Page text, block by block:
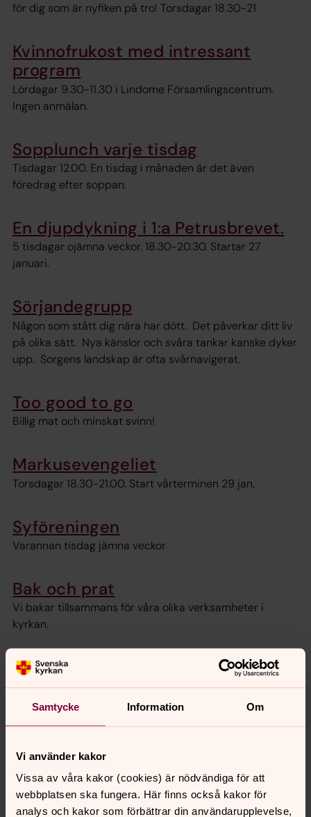
Samtycke Information Om
Vi använder kakor
Vissa av våra kakor (cookies) är nödvändiga för att
webbplatsen ska fungera. Här finns också kakor för
analys och kakor som förbättrar din användarupplevelse,
för dig som är nyfiken på tro! Torsdagar 18.30-21
Kvinnofrukost med intressant
program
Lördagar 9.30-11.30 i Lindome Församlingscentrum.
Ingen anmälan.
Sopplunch varje tisdag
Tisdagar 12.00. En tisdag i månaden är det även
föredrag efter soppan.
En djupdykning i 1:a Petrusbrevet.
5 tisdagar ojämna veckor. 18.30-20.30. Startar 27
januari.
Sörjandegrupp
Någon som stått dig nära har dött. Det påverkar ditt liv
på olika sätt. Nya känslor och svåra tankar kanske dyker
upp. Sorgens landskap är ofta svårnavigerat.
Too good to go
Billig mat och minskat svinn!
Markusevengeliet
Torsdagar 18.30-21.00. Start vårterminen 29 jan.
Syföreningen
Varannan tisdag jämna veckor
Bak och prat
Vi bakar tillsammans för våra olika verksamheter i
kyrkan.
Meditativ målargrupp
Torsdagar i Församlingscentrum
Bibeln i konsten - på plats eller
digitalt
utforskar bibelberättelser och kyrkans historia, genom
konsthistoriens bilder.